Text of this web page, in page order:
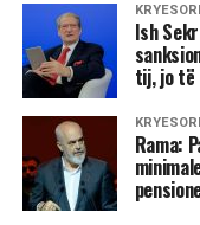
Ish
tij, jo të
Rama: